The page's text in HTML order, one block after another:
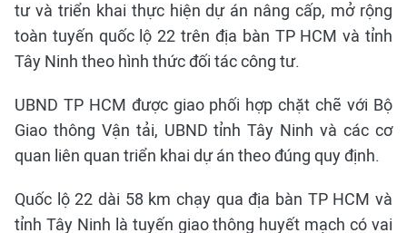
tư và triển khai thực hiện dự án nâng cấp, mở rộng
toàn tuyến quốc lộ 22 trên địa bàn TP HCM và tỉnh
Tây Ninh theo hình thức đối tác công tư.
UBND TP HCM được giao phối hợp chặt chẽ với Bộ
Giao thông Vận tải, UBND tỉnh Tây Ninh và các cơ
quan liên quan triển khai dự án theo đúng quy định.
Quốc lộ 22 dài 58 km chạy qua địa bàn TP HCM và
tỉnh Tây Ninh là tuyến giao thông huyết mạch có vai